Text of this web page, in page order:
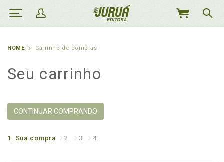
MEU
HOME Carrinho de compras
Seu carrinho
CONTINUAR COMPRANDO
1. Sua compra 2. 3. 4.